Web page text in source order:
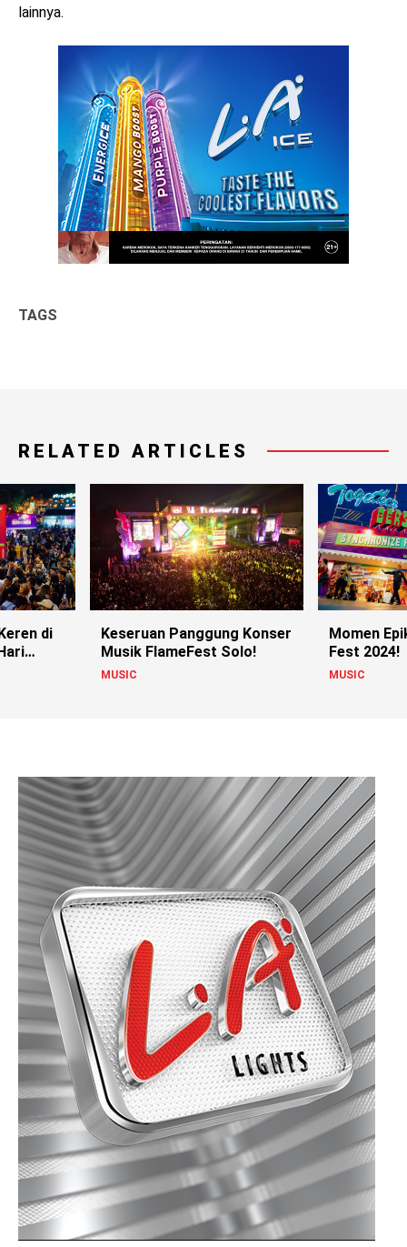
lainnya.
TAGS
RELATED ARTICLES
di
Keseruan Panggung Konser
Musik FlameFest Solo!
MUSIC
Momen
Fest 2024!
MUSIC